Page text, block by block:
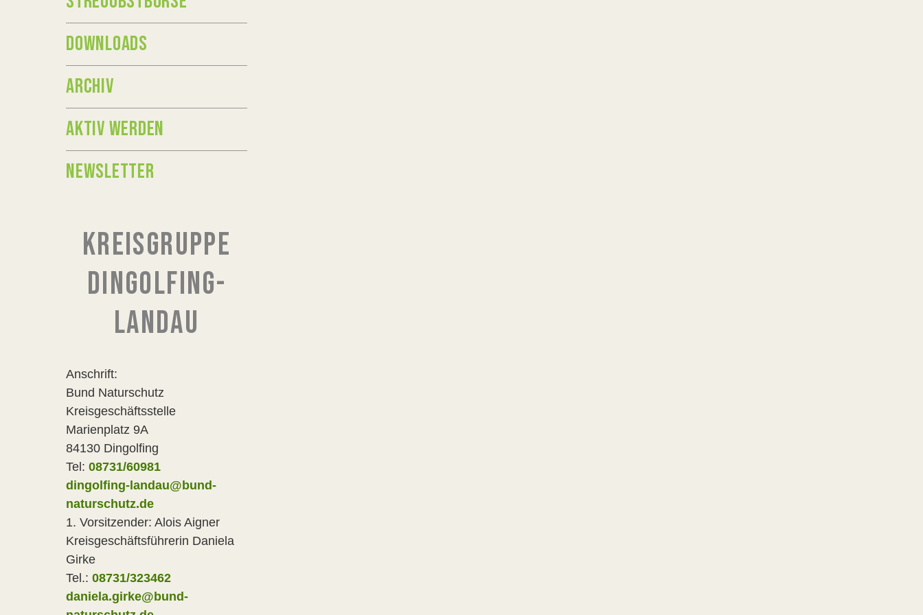
DOWNLOADS
ARCHIV
AKTIV WERDEN
NEWSLETTER
KREISGRUPPE
DINGOLFING-
LANDAU
Anschrift:
Bund Naturschutz
Kreisgeschäftsstelle
Marienplatz 9A
84130 Dingolfing
Tel: 08731/60981
dingolfing-landau@bund-
naturschutz.de
1. Vorsitzender: Alois Aigner
Kreisgeschäftsführerin Daniela
Girke
Tel.: 08731/323462
daniela.girke@bund-